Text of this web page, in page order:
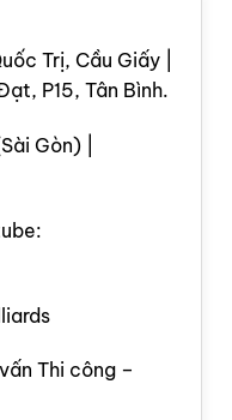
Trị, Cầu Giấy |
P15, Tân Bình.
Gòn) |
Thi công –